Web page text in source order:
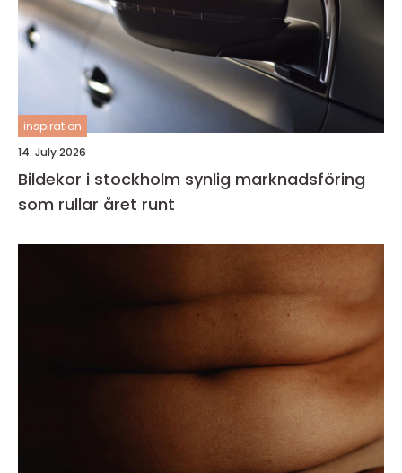
inspiration
14. July 2026
Bildekor i stockholm synlig marknadsföring
som rullar året runt